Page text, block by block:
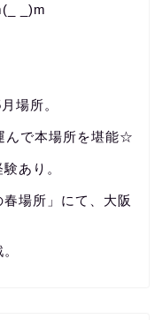
_)m
場所。
んで本場所を堪能☆
あり。
場所」にて、大阪